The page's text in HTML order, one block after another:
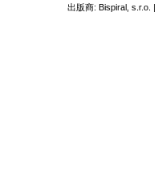
出版商: Bispiral, s.r.o. |